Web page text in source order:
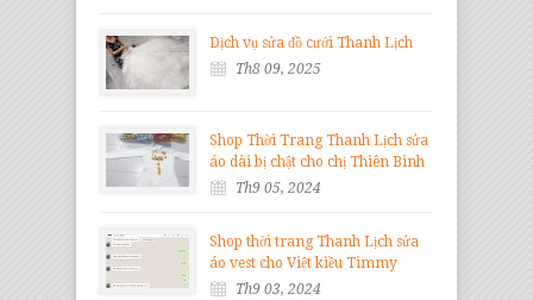
Dịch vụ sửa đồ cưới Thanh Lịch
Th8 09, 2025
Shop Thời Trang Thanh Lịch sửa
áo dài bị chật cho chị Thiên Bình
Th9 05, 2024
Shop thời trang Thanh Lịch sửa
áo vest cho Việt kiều Timmy
Th9 03, 2024